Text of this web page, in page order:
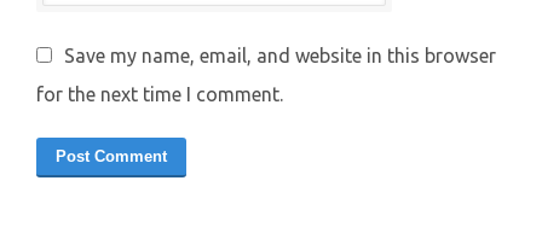
Save my name, email, and website in this browser
for the next time I comment.